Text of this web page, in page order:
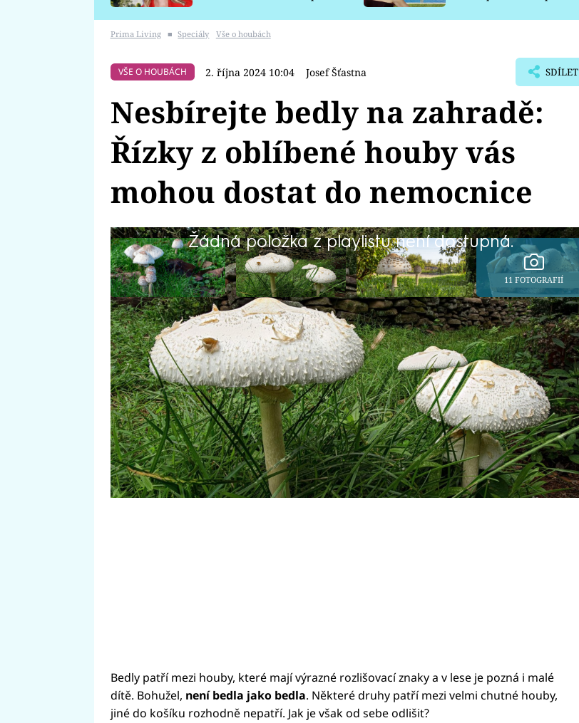
Prima Living ■ Speciály Vše o houbách
VŠE O HOUBÁCH 2. října 2024 10:04 Josef Šťastna SDÍLET
Nesbírejte bedly na zahradě:
Řízky z oblíbené houby vás
mohou dostat do nemocnice
Žádná položka z playlistu není dostupná.
11 FOTOGRAFIÍ
Po horkém létě, kdy v lesích skoro nic nerostlo, je tu klasické podzimní
počasí, které nastartovalo růst hub. V lesích a u polních cest se
objevují také oblíbené bedly. Některé druhy bedel mohou ale vyvolat
žaludeční problémy. Nebezpečné jsou bedly sbírané v zahradách,
nejen o nich pro Prima Living promluvil mykolog Vladimír Antonín.
Bedly patří mezi houby, které mají výrazné rozlišovací znaky a v lese je pozná i malé
dítě. Bohužel, není bedla jako bedla. Některé druhy patří mezi velmi chutné houby,
jiné do košíku rozhodně nepatří. Jak je však od sebe odlišit?